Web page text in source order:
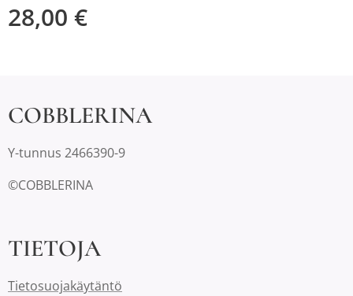
28,00 €
COBBLERINA
Y-tunnus 2466390-9
©COBBLERINA
TIETOJA
Tietosuojakäytäntö